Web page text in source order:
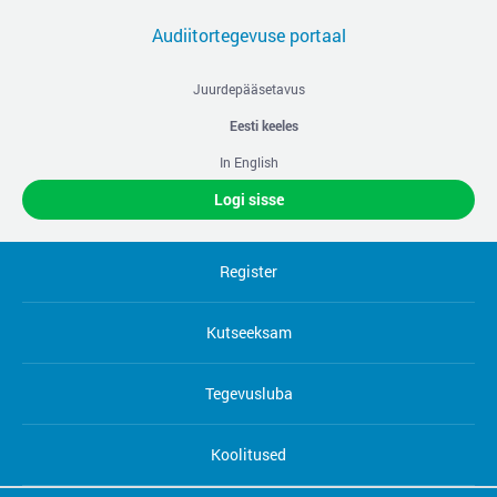
Audiitortegevuse portaal
Juurdepääsetavus
Eesti keeles
In English
Logi sisse
Register
Kutseeksam
Tegevusluba
Koolitused